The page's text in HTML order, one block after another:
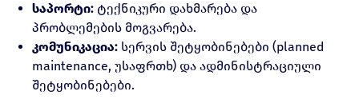
საპორტი: ტექნიკური დახმარება და
პრობლემების მოგვარება.
კომუნიკაცია: სერვის შეტყობინებები (planned
maintenance, უსაფრთხ) და ადმინისტრაციული
შეტყობინებები.